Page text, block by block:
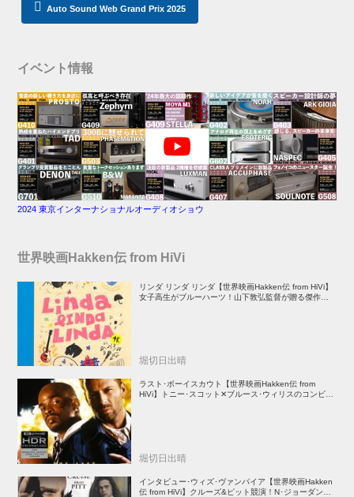
Auto Sound Web Grand Prix 2025
イベント情報
2024 東京インターナショナルオーディオショウ
世界映画Hakken伝 from HiVi
リンダ リンダ リンダ【世界映画Hakken伝 from HiVi】
女子高生がブルーハーツ！山下敦弘監督が贈る傑作青春
堀切日出晴
ラスト･ボーイスカウト【世界映画Hakken伝 from
HiVi】トニー･スコット✕ブルース･ウィリスのコンビが
堀切日出晴
インタビュー･ウィズ･ヴァンパイア【世界映画Hakken
伝 from HiVi】クルーズ&ピット競演！N･ジョーダン監